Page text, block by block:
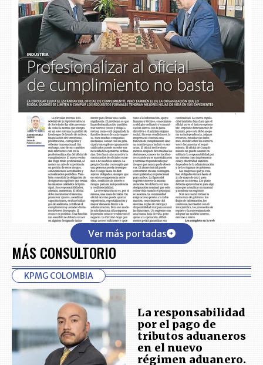
Ver más portadas
MÁS CONSULTORIO
KPMG COLOMBIA
La responsabilidad
por el pago de
tributos aduaneros
en el nuevo
régimen aduanero.